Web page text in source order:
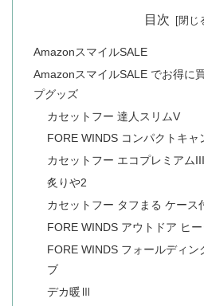
目次
AmazonスマイルSALE
AmazonスマイルSALE でお得に
プグッズ
カセットフー 達人スリムV
FORE WINDS コンパクトキャ
カセットフー エコプレミアムIII
炙りや2
カセットフー タフまる ケース
FORE WINDS アウトドア ヒ
FORE WINDS フォールディン
ブ
デカ暖Ⅲ